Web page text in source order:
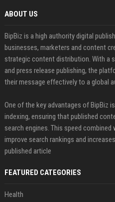
ABOUT US
BipBiz is a high authority digital
businesses, marketers and content
strategic content distribution. With a
and press release publishing, the
their message effectively to a global
One of the key advantages of BipBiz
indexing, ensuring that published
search engines. This speed
improve search rankings and
published article
FEATURED CATEGORIES
Health